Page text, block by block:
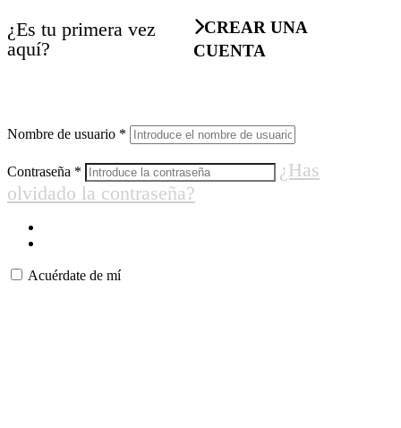
¿Es tu primera vez
aquí?
CREAR UNA
CUENTA
Nombre de usuario *
Contraseña *
¿Has
olvidado la contraseña?
Acuérdate de mí